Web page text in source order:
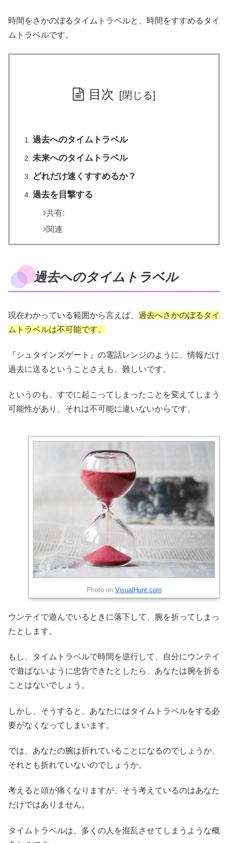
時間をさかのぼるタイムトラベルと、時間をすすめるタイ
ムトラベルです。
目次
過去へのタイムトラベル
未来へのタイムトラベル
どれだけ速くすすめるか？
過去を目撃する
共有:
関連
過去へのタイムトラベル
現在わかっている範囲から言えば、 過去へさかのぼるタイ
ムトラベルは不可能です。
『シュタインズゲート』の電話レンジのように、情報だけ
過去に送るということさえも、難しいです。
というのも、すでに起こってしまったことを変えてしまう
可能性があり、それは不可能に違いないからです。
Photo on VisualHunt.com
ウンテイで遊んでいるときに落下して、腕を折ってしまっ
たとします。
もし、タイムトラベルで時間を逆行して、自分にウンテイ
で遊ばないように忠告できたとしたら、あなたは腕を折る
ことはないでしょう。
しかし、そうすると、あなたにはタイムトラベルをする必
要がなくなってしまいます。
では、あなたの腕は折れていることになるのでしょうか、
それとも折れていないのでしょうか。
考えると頭が痛くなりますが、そう考えているのはあなた
だけではありません。
タイムトラベルは、多くの人を混乱させてしまうような概